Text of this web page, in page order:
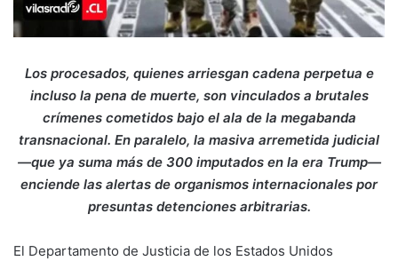
Los procesados, quienes arriesgan cadena perpetua e
incluso la pena de muerte, son vinculados a brutales
crímenes cometidos bajo el ala de la megabanda
transnacional. En paralelo, la masiva arremetida judicial
—que ya suma más de 300 imputados en la era Trump—
enciende las alertas de organismos internacionales por
presuntas detenciones arbitrarias.
El Departamento de Justicia de los Estados Unidos